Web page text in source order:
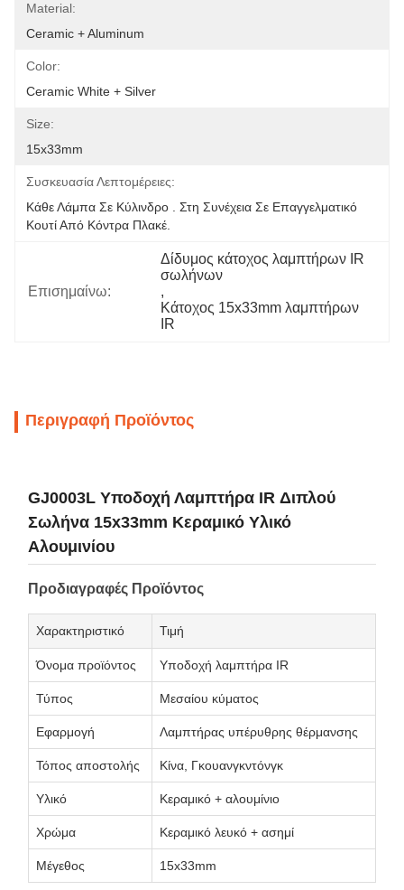
Material:
Ceramic + Aluminum
Color:
Ceramic White + Silver
Size:
15x33mm
Συσκευασία Λεπτομέρειες:
Κάθε Λάμπα Σε Κύλινδρο . Στη Συνέχεια Σε Επαγγελματικό
Κουτί Από Κόντρα Πλακέ.
Επισημαίνω:
Δίδυμος κάτοχος λαμπτήρων IR
σωλήνων
,
Κάτοχος 15x33mm λαμπτήρων
IR
Περιγραφή Προϊόντος
GJ0003L Υποδοχή Λαμπτήρα IR Διπλού
Σωλήνα 15x33mm Κεραμικό Υλικό
Αλουμινίου
Προδιαγραφές Προϊόντος
Χαρακτηριστικό Τιμή
Όνομα προϊόντος Υποδοχή λαμπτήρα IR
Τύπος Μεσαίου κύματος
Εφαρμογή Λαμπτήρας υπέρυθρης θέρμανσης
Τόπος αποστολής Κίνα, Γκουανγκντόνγκ
Υλικό Κεραμικό + αλουμίνιο
Χρώμα Κεραμικό λευκό + ασημί
Μέγεθος 15x33mm